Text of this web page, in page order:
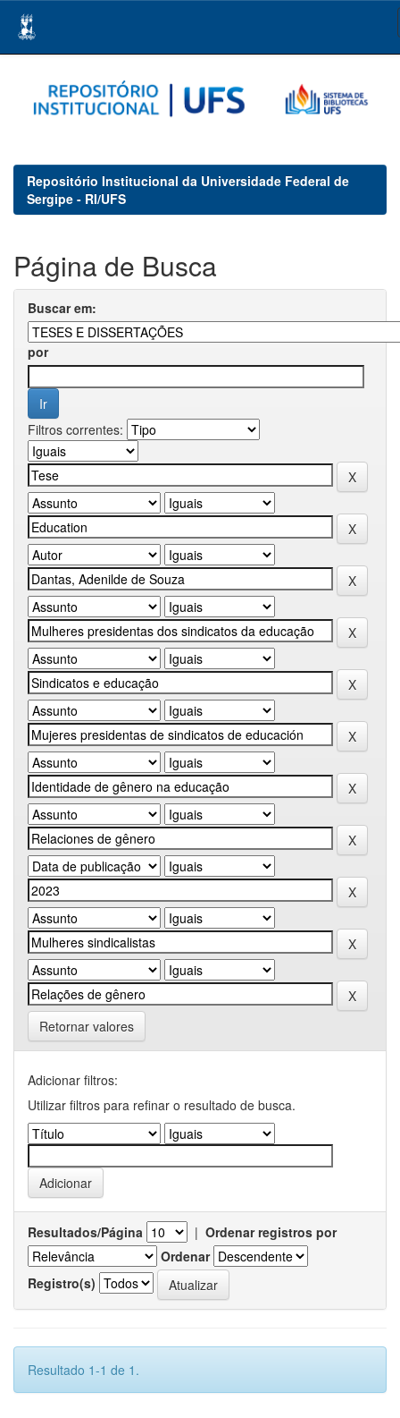
navigation
Repositório Institucional da Universidade Federal de
Sergipe - RI/UFS
Página de Busca
Buscar em:
por
Filtros correntes:
Retornar valores
Adicionar filtros:
Utilizar filtros para refinar o resultado de busca.
Resultados/Página | Ordenar registros por
Ordenar
Registro(s)
Resultado 1-1 de 1.